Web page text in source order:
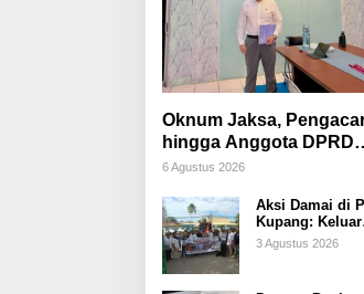
Oknum Jaksa,
hingga Anggota DPRD
Diduga Terlibat, Sisco
Pemerasan Terorganisir
6 Agustus 2026
Aksi Damai di
Kupang:
Tuding Proses
Hukum Kasus
3 Agustus 2026